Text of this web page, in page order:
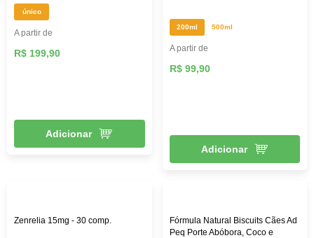
único
A partir de
R$ 199,90
Adicionar
200ml 500ml
A partir de
R$ 99,90
Adicionar
Zenrelia 15mg - 30 comp.
Fórmula Natural Biscuits Cães Ad
Peq Porte Abóbora, Coco e